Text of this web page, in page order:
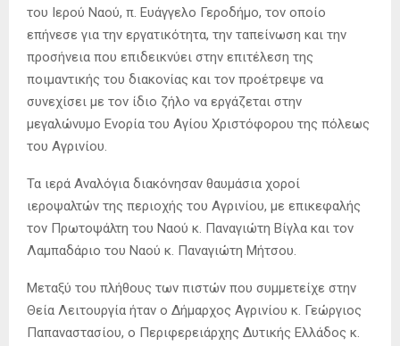
του Ιερού Ναού, π. Ευάγγελο Γεροδήμο, τον οποίο
επήνεσε για την εργατικότητα, την ταπείνωση και την
προσήνεια που επιδεικνύει στην επιτέλεση της
ποιμαντικής του διακονίας και τον προέτρεψε να
συνεχίσει με τον ίδιο ζήλο να εργάζεται στην
μεγαλώνυμο Ενορία του Αγίου Χριστόφορου της πόλεως
του Αγρινίου.
Τα ιερά Αναλόγια διακόνησαν θαυμάσια χοροί
ιεροψαλτών της περιοχής του Αγρινίου, με επικεφαλής
τον Πρωτοψάλτη του Ναού κ. Παναγιώτη Βίγλα και τον
Λαμπαδάριο του Ναού κ. Παναγιώτη Μήτσου.
Μεταξύ του πλήθους των πιστών που συμμετείχε στην
Θεία Λειτουργία ήταν ο Δήμαρχος Αγρινίου κ. Γεώργιος
Παπαναστασίου, ο Περιφερειάρχης Δυτικής Ελλάδος κ.